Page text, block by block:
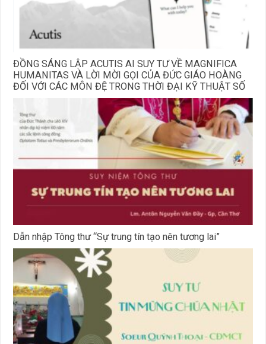
ĐỒNG SÁNG LẬP ACUTIS AI SUY TƯ VỀ MAGNIFICA
HUMANITAS VÀ LỜI MỜI GỌI CỦA ĐỨC GIÁO HOÀNG
ĐỐI VỚI CÁC MÔN ĐỆ TRONG THỜI ĐẠI KỸ THUẬT SỐ
Dẫn nhập Tông thư “Sự trung tín tạo nên tương lai”